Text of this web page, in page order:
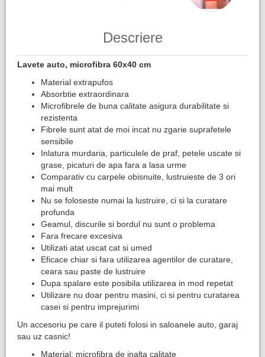
Descriere
Lavete auto, microfibra 60x40 cm
Material extrapufos
Absorbtie extraordinara
Microfibrele de buna calitate asigura durabilitate si
rezistenta
Fibrele sunt atat de moi incat nu zgarie suprafetele
sensibile
Inlatura murdaria, particulele de praf, petele uscate si
grase, picaturi de apa fara a lasa urme
Comparativ cu carpele obisnuite, lustruieste de 3 ori
mai mult
Nu se foloseste numai la lustruire, ci si la curatare
profunda
Geamul, discurile si bordul nu sunt o problema
Fara frecare excesiva
Utilizati atat uscat cat si umed
Eficace chiar si fara utilizarea agentilor de curatare,
ceara sau paste de lustruire
Dupa spalare este posibila utilizarea in mod repetat
Utilizare nu doar pentru masini, ci si pentru curatarea
casei si pentru imprejurimi
Un accesoriu pe care il puteti folosi in saloanele auto, garaj
sau uz casnic!
Material: microfibra de inalta calitate